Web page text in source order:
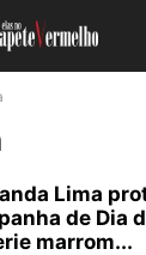
Lima
de Dia
marrom...